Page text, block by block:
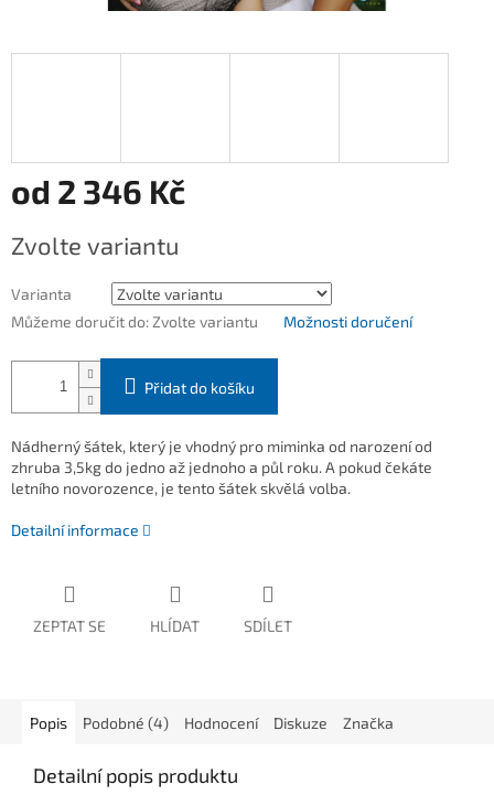
od 2 346 Kč
cena:
Zvolte variantu
Varianta
Můžeme doručit do: Zvolte variantu Možnosti doručení
Přidat do košíku
Nádherný šátek, který je vhodný pro miminka od narození od
zhruba 3,5kg do jedno až jednoho a půl roku. A pokud čekáte
letního novorozence, je tento šátek skvělá volba.
Detailní informace
ZEPTAT SE HLÍDAT SDÍLET
Popis Podobné (4) Hodnocení Diskuze Značka
Detailní popis produktu